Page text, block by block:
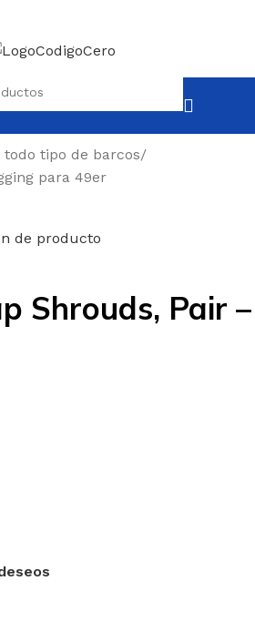
todo tipo de barcos/
para 49er
Shrouds, Pair –